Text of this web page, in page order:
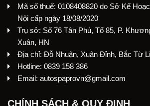
Mã số thuế: 0108408820 do Sở Kế
Nội cấp ngày 18/08/2020
Trụ sở: Số 76 Tân Phú, Tổ 85, P.
Xuân, HN
Địa chỉ: Đỗ Nhuận, Xuân Đỉnh, Bắc Từ
Hotline: 0839 158 386
Email: autospaprovn@gmail.com
CHÍNH SÁCH & QUY ĐỊNH